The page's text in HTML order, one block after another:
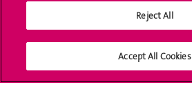
Médias sociaux UNIGE
Reject All
Accept All Cookies